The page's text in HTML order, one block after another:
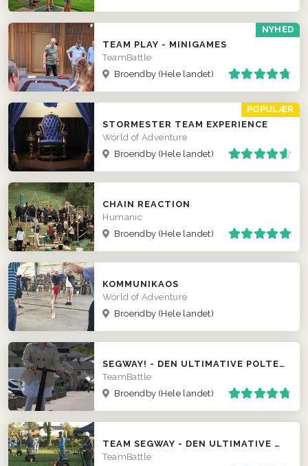
NYHED
TEAM PLAY - MINIGAMES
TeamBattle
Broendby (Hele landet)
POPULÆR
STORMESTER TEAM EXPERIENCE
World of Adventure
Broendby (Hele landet)
CHAIN REACTION
Humanic
Broendby (Hele landet)
KOMMUNIKAOS
World of Adventure
Broendby (Hele landet)
SEGWAY! - DEN ULTIMATIVE POLTERABEND EVENT
TeamBattle
Broendby (Hele landet)
TEAM SEGWAY - DEN ULTIMATIVE TEAM EVENT ...
TeamBattle